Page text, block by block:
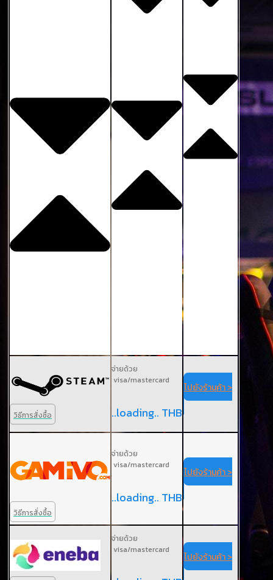
วิธีการสั่งซื้อ
จ่ายด้วย
visa/mastercard
..loading.. THB
ไปยังร้านค้า >
วิธีการสั่งซื้อ
จ่ายด้วย
visa/mastercard
..loading.. THB
ไปยังร้านค้า >
จ่ายด้วย
visa/mastercard
ไปยังร้านค้า >